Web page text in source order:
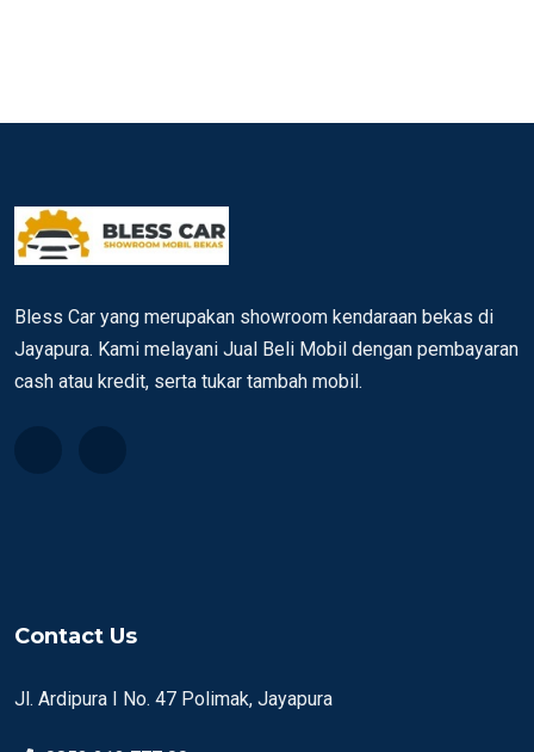
Bless Car yang merupakan showroom kendaraan bekas di
Jayapura. Kami melayani Jual Beli Mobil dengan pembayaran
cash atau kredit, serta tukar tambah mobil.
Contact Us
Jl. Ardipura I No. 47 Polimak, Jayapura